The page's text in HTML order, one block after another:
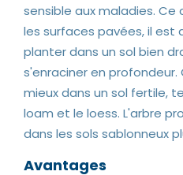
sensible aux maladies.
les surfaces pavées, il
planter dans un sol bien
s'enraciner en profondeur.
mieux dans un sol fertile,
loam et le loess. L'arbre
dans les sols sablonneux
Avantages